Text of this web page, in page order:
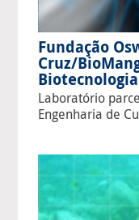
Fundação
Cruz/
Biotecnologia
Laboratório
Engenharia de